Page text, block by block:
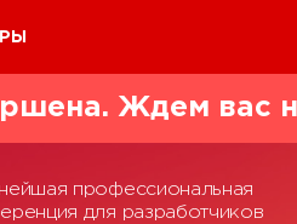
Ждем вас
профессиональная
для разработчиков